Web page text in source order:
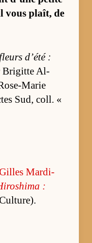
vous plaît, de
d’été :
Bri­gitte Al­
Ma­rie
Sud, coll. «
Gilles Mar­di­
: